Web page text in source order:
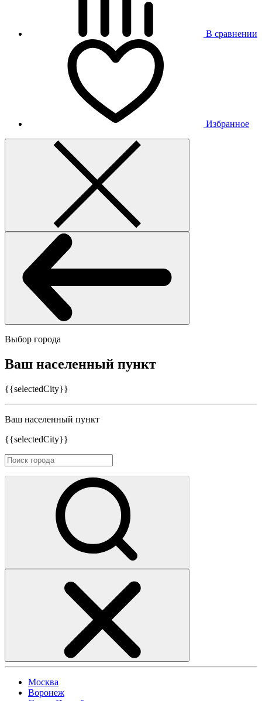
В сравнении
Избранное
Выбор города
Ваш населенный пункт
{{selectedCity}}
Ваш населенный пункт
{{selectedCity}}
Москва
Воронеж